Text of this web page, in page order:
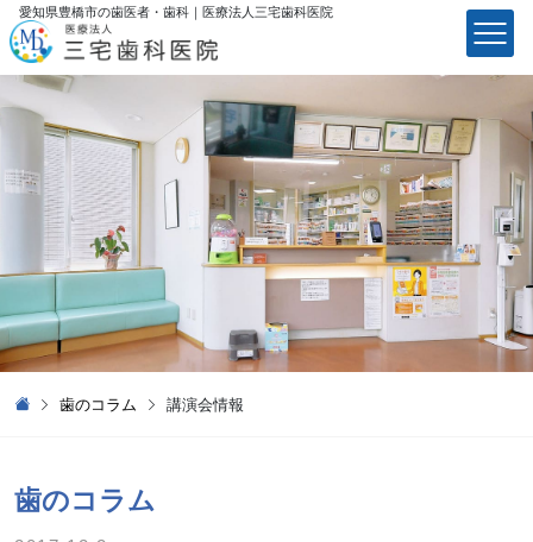
愛知県豊橋市の歯医者・歯科｜医療法⼈三宅⻭科医院
歯のコラム 講演会情報
歯のコラム